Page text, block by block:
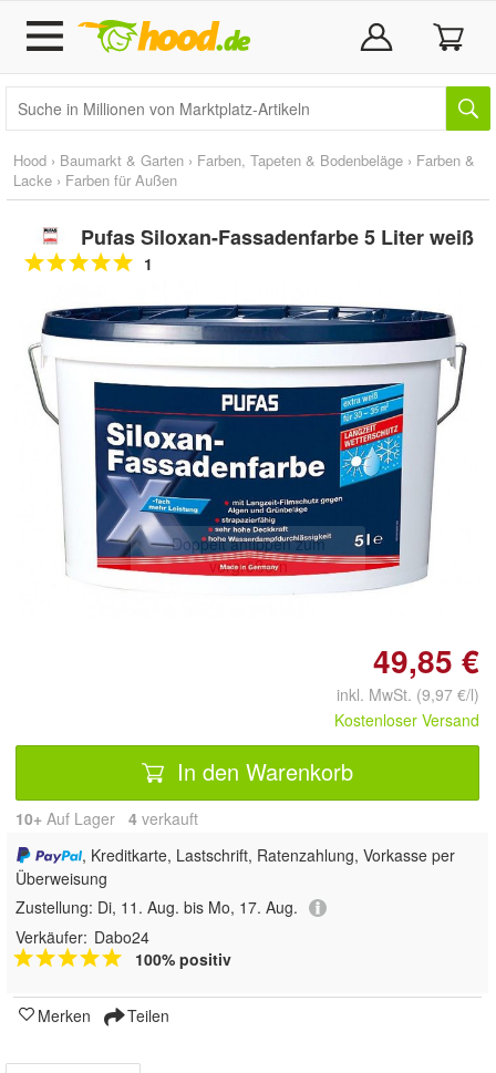
Hood › Baumarkt & Garten › Farben, Tapeten & Bodenbeläge › Farben &
Lacke › Farben für Außen
Pufas Siloxan-Fassadenfarbe 5 Liter weiß
1
Doppelt antippen zum
vergrößern
49,85 €
inkl. MwSt. (9,97 €/l)
Kostenloser Versand
In den Warenkorb
10+ Auf Lager 4 verkauft
, Kreditkarte, Lastschrift, Ratenzahlung, Vorkasse per
Überweisung
Zustellung: Di, 11. Aug. bis Mo, 17. Aug.
Verkäufer: Dabo24
100% positiv
Merken Teilen